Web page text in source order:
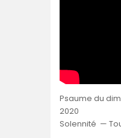
Psaume du
2020
Solennité —